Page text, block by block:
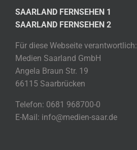
SAARLAND FERNSEHEN 1
SAARLAND FERNSEHEN 2
Für diese Webseite verantwortlich:
Medien Saarland GmbH
Angela Braun Str. 19
66115 Saarbrücken
Telefon: 0681 968700-0
E-Mail: info@medien-saar.de